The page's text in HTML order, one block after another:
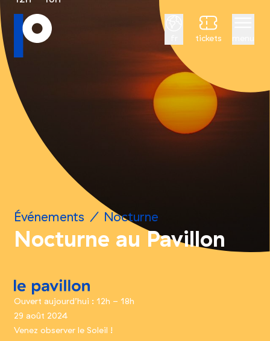
Françaistickets
Événements / Nocturne
Nocturne au Pavillon
le pavillon
Ouvert aujourd’hui : 12h - 18h
29 août 2024
Venez observer le Soleil !